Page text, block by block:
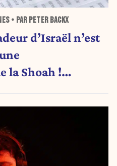
• PAR PETER BACKX
d’Israël n’est
la Shoah !